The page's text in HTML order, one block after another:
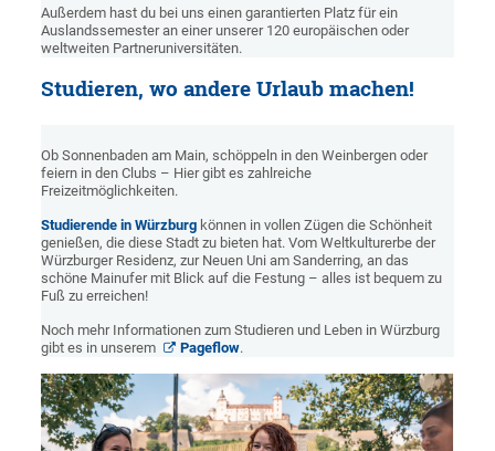
Außerdem hast du bei uns einen garantierten Platz für ein
Auslandssemester an einer unserer 120 europäischen oder
weltweiten Partneruniversitäten.
Studieren, wo andere Urlaub machen!
Ob Sonnenbaden am Main, schöppeln in den Weinbergen oder
feiern in den Clubs – Hier gibt es zahlreiche
Freizeitmöglichkeiten.
Studierende in Würzburg können in vollen Zügen die Schönheit
genießen, die diese Stadt zu bieten hat. Vom Weltkulturerbe der
Würzburger Residenz, zur Neuen Uni am Sanderring, an das
schöne Mainufer mit Blick auf die Festung – alles ist bequem zu
Fuß zu erreichen!
Noch mehr Informationen zum Studieren und Leben in Würzburg
gibt es in unserem
Pageflow.